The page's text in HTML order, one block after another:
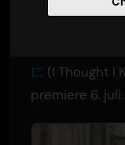
に (I Thought I
premiere 6. juli.